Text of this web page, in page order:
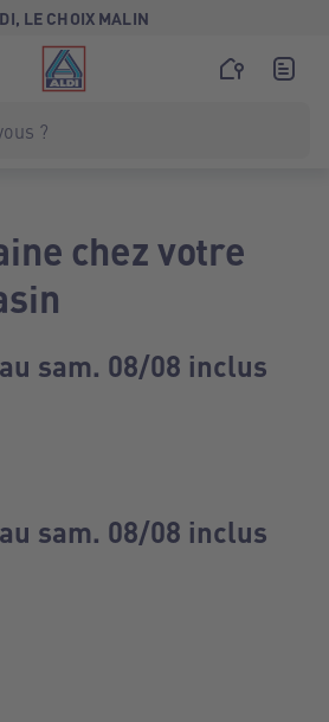
LE CHOIX MALIN
chez votre
sam. 08/08 inclus
sam. 08/08 inclus